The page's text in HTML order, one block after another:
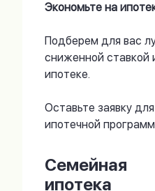
Экономьте на
Подберем для вас
сниженной ставкой
ипотеке.
Оставьте заявку
ипотечной
Семейная
ипотека